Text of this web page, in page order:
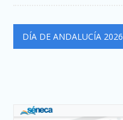
Navegación
de
DÍA DE ANDALUCÍA 2026